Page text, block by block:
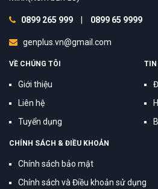
0899 265 999 | 0899 65 9999
genplus.vn@gmail.com
VỀ CHÚNG TÔI
Giới thiệu
Liên hệ
Tuyển dụng
TIN
CHÍNH SÁCH & ĐIỀU KHOẢN
Chính sách bảo mật
Chính sách và Điều khoản sử dụng